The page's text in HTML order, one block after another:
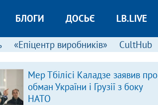
БЛОГИ ДОСЬЄ LB.LIVE
«Епіцентр виробників» CultHub
Мер Тбілісі Каладзе заявив про
обман України і Грузії з боку
НАТО